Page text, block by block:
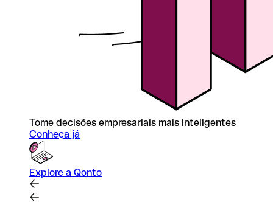
Tome decisões empresariais mais inteligentes
Conheça já
Explore a Qonto